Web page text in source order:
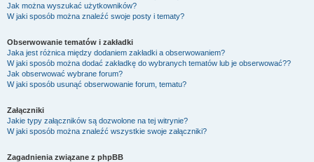
Jak można wyszukać użytkowników?
W jaki sposób można znaleźć swoje posty i tematy?
Obserwowanie tematów i zakładki
Jaka jest różnica między dodaniem zakładki a obserwowaniem?
W jaki sposób można dodać zakładkę do wybranych tematów lub je obserwować??
Jak obserwować wybrane forum?
W jaki sposób usunąć obserwowanie forum, tematu?
Załączniki
Jakie typy załączników są dozwolone na tej witrynie?
W jaki sposób można znaleźć wszystkie swoje załączniki?
Zagadnienia związane z phpBB